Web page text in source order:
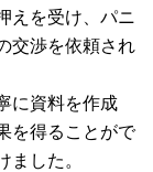
えを受け、パニ
交渉を依頼され
に資料を作成
を得ることがで
ました。